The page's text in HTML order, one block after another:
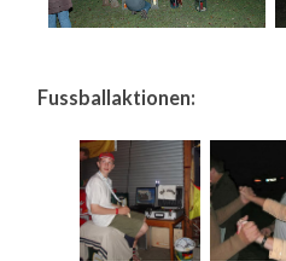
Fussballaktionen: